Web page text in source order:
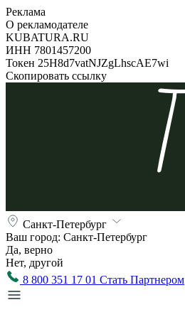
Реклама
О рекламодателе
KUBATURA.RU
ИНН 7801457200
Токен 25H8d7vatNJZgLhscAE7wi
Скопировать ссылку
Санкт-Петербург
Ваш город: Санкт-Петербург
Да, верно
Нет, другой
8 800 351 17 01 Стать Партнером